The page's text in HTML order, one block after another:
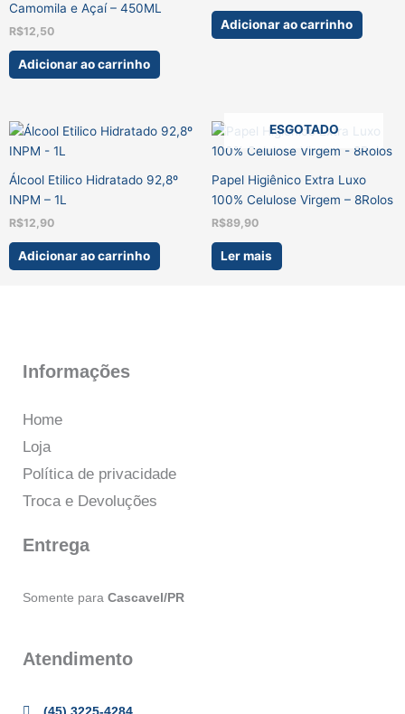
Camomila e Açaí – 450ML
R$12,50
Adicionar ao carrinho
Adicionar ao carrinho
Álcool Etilico Hidratado 92,8º
INPM – 1L
R$12,90
Adicionar ao carrinho
ESGOTADO
Papel Higiênico Extra Luxo
100% Celulose Virgem – 8Rolos
R$89,90
Ler mais
Informações
Home
Loja
Política de privacidade
Troca e Devoluções
Entrega
Somente para Cascavel/PR
Atendimento